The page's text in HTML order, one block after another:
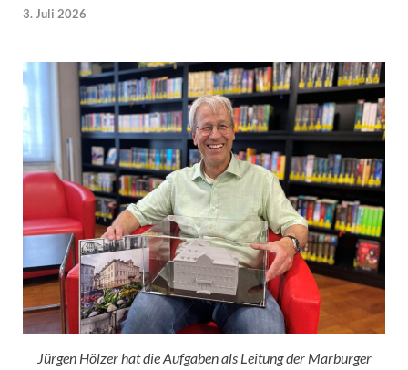
3. Juli 2026
Jürgen Hölzer hat die Aufgaben als Leitung der Marburger